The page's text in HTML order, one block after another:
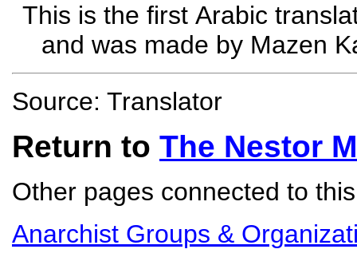
This is the first Arabic
and was made by Mazen
Source: Translator
Return to The Nestor
Other pages connected to
Anarchist Groups &